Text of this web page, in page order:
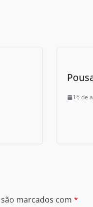
16 de
marcados com *